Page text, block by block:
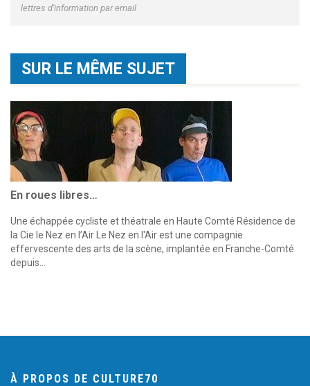
lettres d'information par email
SUR LE MÊME SUJET
En roues libres…
Une échappée cycliste et théatrale en Haute Comté Résidence de
la Cie le Nez en l’Air Le Nez en l'Air est une compagnie
effervescente des arts de la scène, implantée en Franche-Comté
depuis…
À PROPOS DE CULTURE70